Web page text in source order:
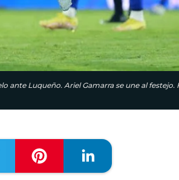
ante Luqueño. Ariel Gamarra se une al festejo.